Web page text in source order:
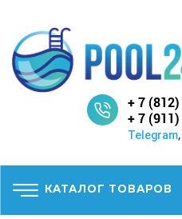
+ 7
+ 7
Telegram,
КАТАЛОГ ТОВАРОВ